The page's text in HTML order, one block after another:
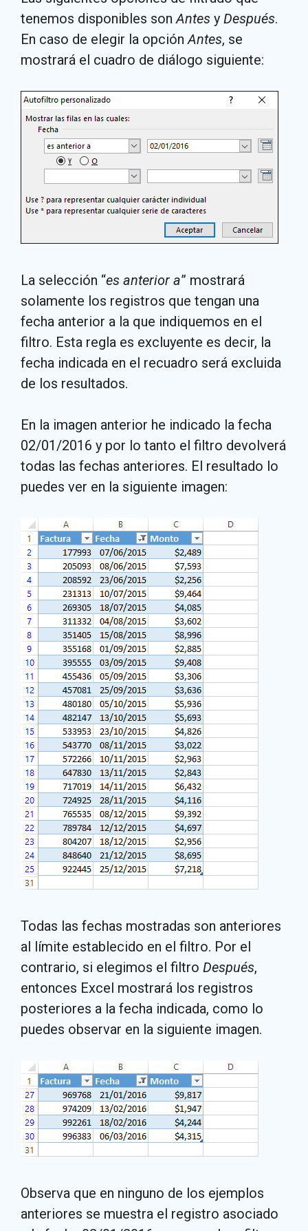
tenemos disponibles son Antes y Después.
En caso de elegir la opción Antes, se
mostrará el cuadro de diálogo siguiente:
La selección “es anterior a” mostrará
solamente los registros que tengan una
fecha anterior a la que indiquemos en el
filtro. Esta regla es excluyente es decir, la
fecha indicada en el recuadro será excluida
de los resultados.
En la imagen anterior he indicado la fecha
02/01/2016 y por lo tanto el filtro devolverá
todas las fechas anteriores. El resultado lo
puedes ver en la siguiente imagen:
Todas las fechas mostradas son anteriores
al límite establecido en el filtro. Por el
contrario, si elegimos el filtro Después,
entonces Excel mostrará los registros
posteriores a la fecha indicada, como lo
puedes observar en la siguiente imagen.
Observa que en ninguno de los ejemplos
anteriores se muestra el registro asociado